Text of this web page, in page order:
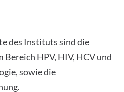
des Instituts sind die
HPV, HIV, HCV und
sowie die